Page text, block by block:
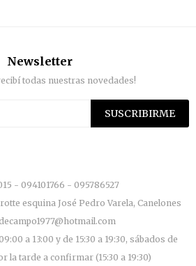
- 094101766 - 095786527
esquina José Pedro Varela, Canelones
a 13:00 y de 15:30 a 19:30, sábados de
la tarde a confirmar (15:30 a 19:30)
Newsletter
todas nuestras novedades!
SUSCRIBIRME